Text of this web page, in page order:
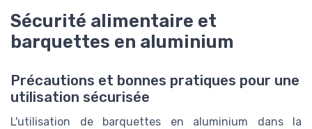
Sécurité alimentaire et
barquettes en aluminium
Précautions et bonnes pratiques pour une
utilisation sécurisée
L'utilisation de barquettes en aluminium dans la